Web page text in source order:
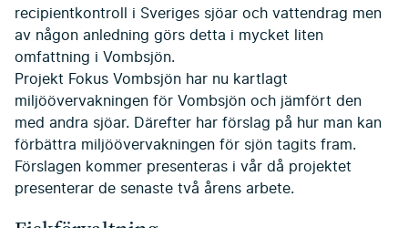
recipientkontroll i Sveriges sjöar och vattendrag men
av någon anledning görs detta i mycket liten
omfattning i Vombsjön.
Projekt Fokus Vombsjön har nu kartlagt
miljöövervakningen för Vombsjön och jämfört den
med andra sjöar. Därefter har förslag på hur man kan
förbättra miljöövervakningen för sjön tagits fram.
Förslagen kommer presenteras i vår då projektet
presenterar de senaste två årens arbete.